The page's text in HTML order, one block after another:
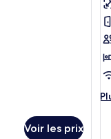
Voir les prix